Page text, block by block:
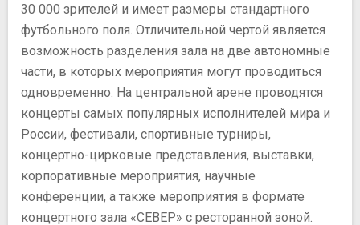
30 000 зрителей и имеет размеры стандартного
футбольного поля. Отличительной чертой является
возможность разделения зала на две автономные
части, в которых мероприятия могут проводиться
одновременно. На центральной арене проводятся
концерты самых популярных исполнителей мира и
России, фестивали, спортивные турниры,
концертно-цирковые представления, выставки,
корпоративные мероприятия, научные
конференции, а также мероприятия в формате
концертного зала «СЕВЕР» с ресторанной зоной.